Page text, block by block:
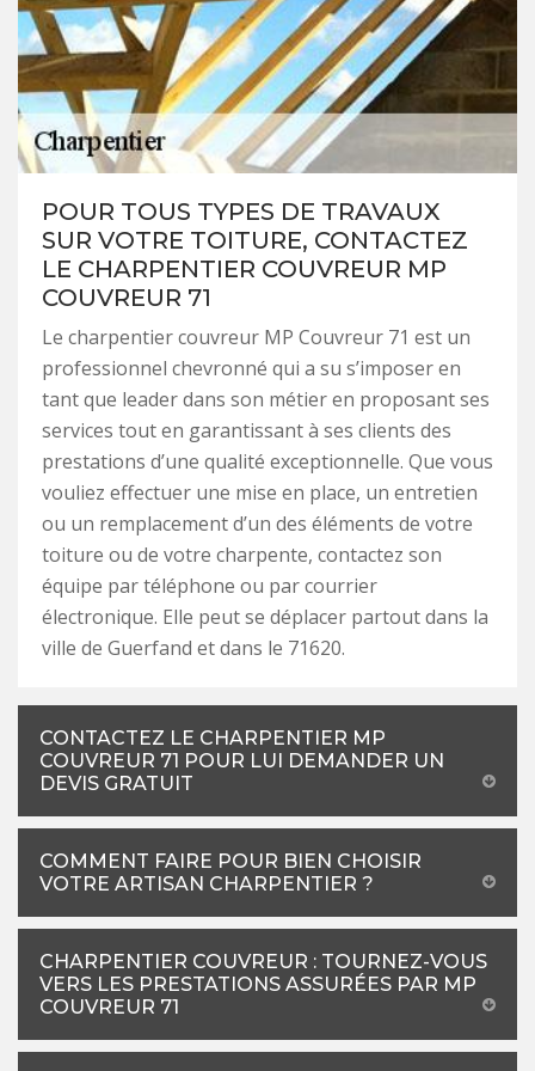
POUR TOUS TYPES DE TRAVAUX
SUR VOTRE TOITURE, CONTACTEZ
LE CHARPENTIER COUVREUR MP
COUVREUR 71
Le charpentier couvreur MP Couvreur 71 est un
professionnel chevronné qui a su s’imposer en
tant que leader dans son métier en proposant ses
services tout en garantissant à ses clients des
prestations d’une qualité exceptionnelle. Que vous
vouliez effectuer une mise en place, un entretien
ou un remplacement d’un des éléments de votre
toiture ou de votre charpente, contactez son
équipe par téléphone ou par courrier
électronique. Elle peut se déplacer partout dans la
ville de Guerfand et dans le 71620.
CONTACTEZ LE CHARPENTIER MP
COUVREUR 71 POUR LUI DEMANDER UN
DEVIS GRATUIT
COMMENT FAIRE POUR BIEN CHOISIR
VOTRE ARTISAN CHARPENTIER ?
CHARPENTIER COUVREUR : TOURNEZ-VOUS
VERS LES PRESTATIONS ASSURÉES PAR MP
COUVREUR 71